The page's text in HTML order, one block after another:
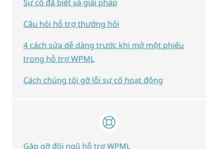
Sự cố đã biết và giải pháp
Câu hỏi hỗ trợ thường hỏi
4 cách sửa dễ dàng trước khi mở một phiếu
trong hỗ trợ WPML
Cách chúng tôi gỡ lỗi sự cố hoạt động
Gặp gỡ đội ngũ hỗ trợ WPML